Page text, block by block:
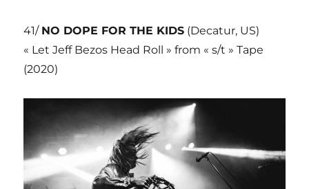
41/ NO DOPE FOR THE KIDS (Decatur, US)
« Let Jeff Bezos Head Roll » from « s/t » Tape
(2020)